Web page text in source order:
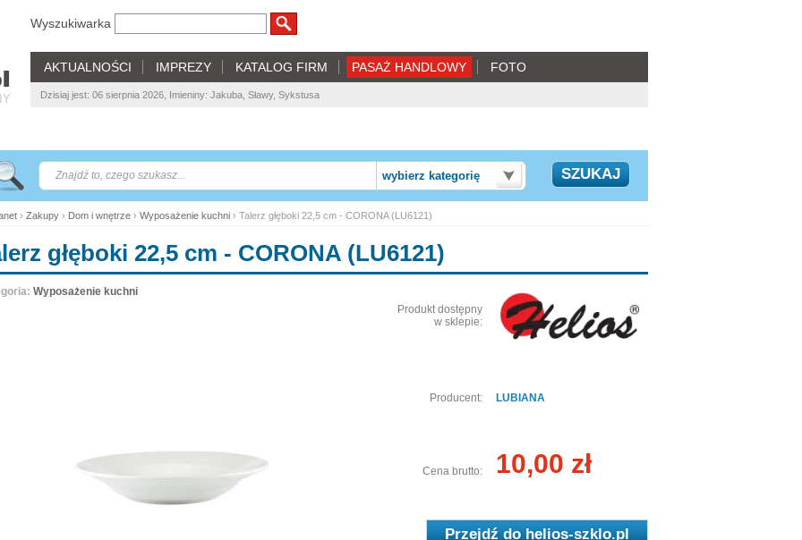
Wyszukiwarka
AKTUALNOŚCI IMPREZY KATALOG FIRM PASAŻ HANDLOWY FOTO
Dzisiaj jest: 06 sierpnia 2026, Imieniny: Jakuba, Sławy, Sykstusa
wybierz kategorię
› Zakupy › Dom i wnętrze › Wyposażenie kuchni › Talerz głęboki 22,5 cm - CORONA (LU6121)
głęboki 22,5 cm - CORONA (LU6121)
Wyposażenie kuchni
Produkt dostępny
w sklepie:
Producent: LUBIANA
Cena brutto: 10,00 zł
Przejdź dohelios-szklo.pl